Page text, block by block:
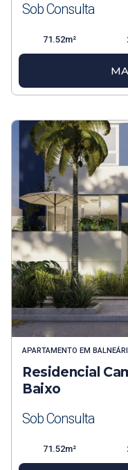
Sob Consulta
71.52m²
APARTAMENTO EM
Residencial
Baixo
Sob Consulta
71.52m²